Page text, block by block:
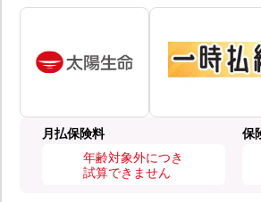
月払保険料
年齢対象外につき
試算できません
保